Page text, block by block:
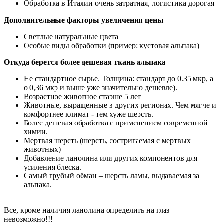
Обработка в Италии очень затратная, логистика дорогая
Дополнительные факторы увеличения цены
Светлые натуральные цвета
Особые виды обработки (пример: кустовая альпака)
Откуда берется более дешевая ткань альпака
Не стандартное сырье. Толщина: стандарт до 0.35 мкр, а
о 0,36 мкр и выше уже значительно дешевле).
Возрастное животное старше 5 лет
Животные, выращенные в других регионах. Чем мягче и
комфортнее климат - тем хуже шерсть.
Более дешевая обработка с применением современной
химии.
Мертвая шерсть (шерсть, состригаемая с мертвых
животных)
Добавление ланолина или других компонентов для
усиления блеска.
Самый грубый обман – шерсть ламы, выдаваемая за
альпака.
Все, кроме наличия ланолина определить на глаз
невозможно!!!